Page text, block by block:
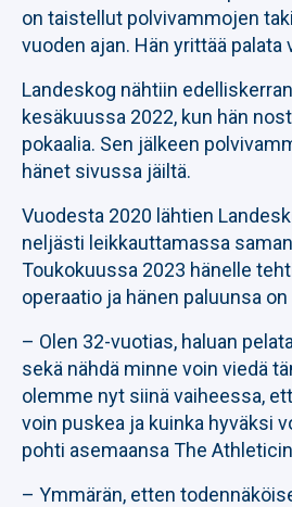
on taistellut polvivammojen
vuoden ajan. Hän yrittää palata
Landeskog nähtiin
kesäkuussa 2022, kun hän
pokaalia. Sen jälkeen
hänet sivussa jäiltä.
Vuodesta 2020 lähtien
neljästi leikkauttamassa
Toukokuussa 2023 hänelle
operaatio ja hänen paluunsa
– Olen 32-vuotias, haluan
sekä nähdä minne voin viedä
olemme nyt siinä vaiheessa,
voin puskea ja kuinka hyväksi
pohti asemaansa The
– Ymmärän, etten